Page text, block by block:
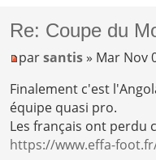
Re: Coupe du
parsantis » Mar Nov
Finalement c'est
équipe quasi pro.
Les français ont perdu
https://www.effa-